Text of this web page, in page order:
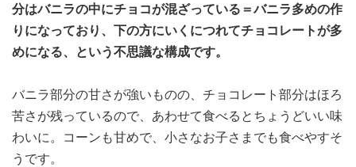
分はバニラの中にチョコが混ざっている＝バニラ多めの作
りになっており、下の方にいくにつれてチョコレートが多
めになる、という不思議な構成です。
バニラ部分の甘さが強いものの、チョコレート部分はほろ
苦さが残っているので、あわせて食べるとちょうどいい味
わいに。コーンも甘めで、小さなお子さまでも食べやすそ
うです。